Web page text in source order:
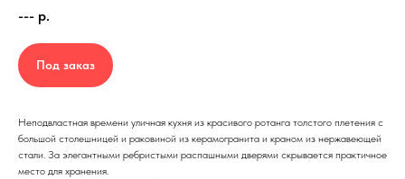
--- р.
Под заказ
Неподвластная времени уличная кухня из красивого ротанга толстого плетения с
большой столешницей и раковиной из керамогранита и краном из нержавеющей
стали. За элегантными ребристыми распашными дверями скрывается практичное
место для хранения.